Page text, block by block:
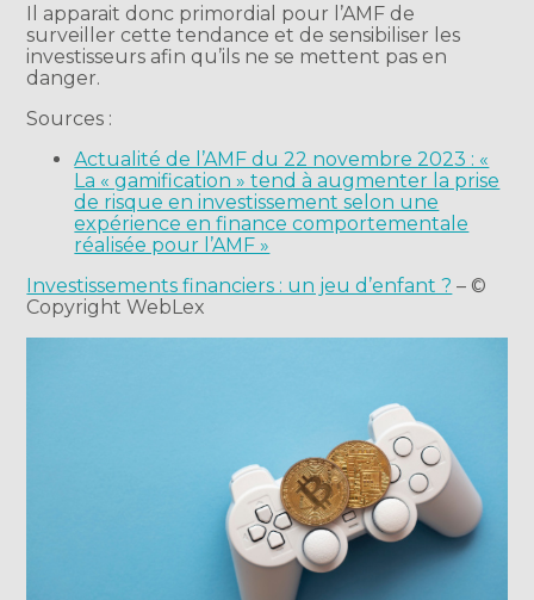
Il apparait donc primordial pour l’AMF de
surveiller cette tendance et de sensibiliser les
investisseurs afin qu’ils ne se mettent pas en
danger.
Sources :
Actualité de l’AMF du 22 novembre 2023 : «
La « gamification » tend à augmenter la prise
de risque en investissement selon une
expérience en finance comportementale
réalisée pour l’AMF »
Investissements financiers : un jeu d’enfant ? – ©
Copyright WebLex